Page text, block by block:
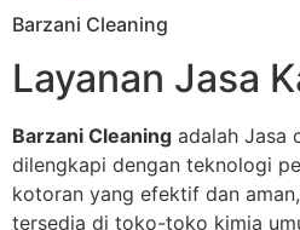
Barzani Cleaning
Layanan Jasa
Barzani Cleaning adalah Jasa
dilengkapi dengan teknologi
kotoran yang efektif dan
tersedia di toko-toko kimia